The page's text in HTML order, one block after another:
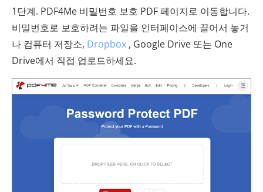
1단계. PDF4Me 비밀번호 보호 PDF 페이지로 이동합니다.
비밀번호로 보호하려는 파일을 인터페이스에 끌어서 놓거
나 컴퓨터 저장소, Dropbox , Google Drive 또는 One
Drive에서 직접 업로드하세요.